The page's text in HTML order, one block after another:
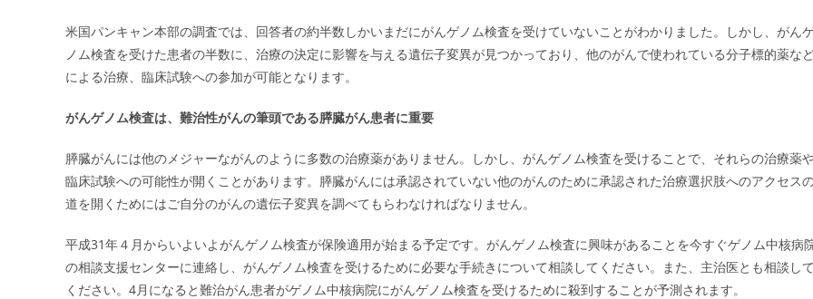
米国パンキャン本部の調査では、回答者の約半数しかいまだにがんゲノム検査を受けていないことがわかりました。しかし、がん
ノム検査を受けた患者の半数に、治療の決定に影響を与える遺伝子変異が見つかっており、他のがんで使われている分子標的薬な
による治療、臨床試験への参加が可能となります。
がんゲノム検査は、難治性がんの筆頭である膵臓がん患者に重要
膵臓がんには他のメジャーながんのように多数の治療薬がありません。しかし、がんゲノム検査を受けることで、それらの治療薬
臨床試験への可能性が開くことがあります。膵臓がんには承認されていない他のがんのために承認された治療選択肢へのアクセス
道を開くためにはご自分のがんの遺伝子変異を調べてもらわなければなりません。
平成31年４月からいよいよがんゲノム検査が保険適用が始まる予定です。がんゲノム検査に興味があることを今すぐゲノム中核病
の相談支援センターに連絡し、がんゲノム検査を受けるために必要な手続きについて相談してください。また、主治医とも相談して
ください。4月になると難治がん患者がゲノム中核病院にがんゲノム検査を受けるために殺到することが予測されます。